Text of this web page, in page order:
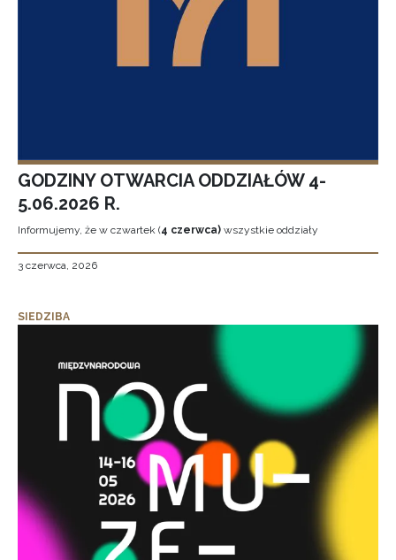
GODZINY OTWARCIA ODDZIAŁÓW 4-
5.06.2026 R.
Informujemy, że w czwartek (4 czerwca) wszystkie oddziały
3 czerwca, 2026
SIEDZIBA